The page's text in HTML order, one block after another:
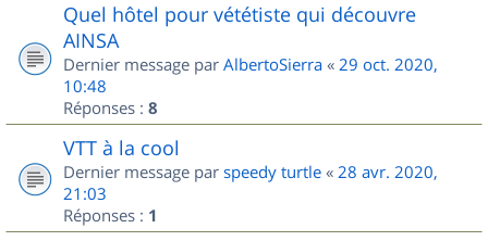
Quel hôtel pour vététiste qui découvre
AINSA
Dernier message par AlbertoSierra « 29 oct. 2020,
10:48
Réponses : 8
VTT à la cool
Dernier message par speedy turtle « 28 avr. 2020,
21:03
Réponses : 1